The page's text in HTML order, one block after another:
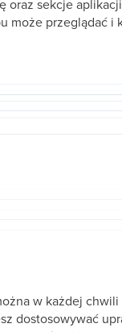
oraz sekcje
może przeglądać i
w każdej
dostosowywać